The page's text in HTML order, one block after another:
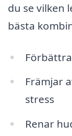
du se vilken
bästa
Främjar
stress
Renar